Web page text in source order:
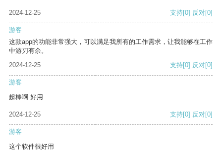
2024-12-25 支持[0] 反对[0]
游客
这款app的功能非常强大，可以满足我所有的工作需求，让我能够在工作
中游刃有余。
2024-12-25
支持[0] 反对[0]
游客
超棒啊 好用
2024-12-25 支持[0] 反对[0]
游客
这个软件很好用